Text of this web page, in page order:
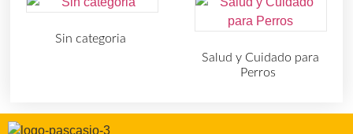
Sin categoria
Salud y Cuidado para
Perros